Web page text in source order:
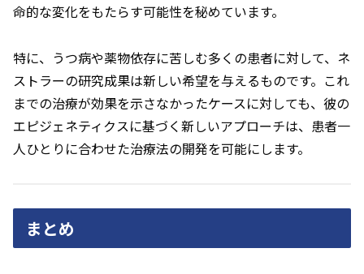
命的な変化をもたらす可能性を秘めています。
特に、うつ病や薬物依存に苦しむ多くの患者に対して、ネ
ストラーの研究成果は新しい希望を与えるものです。これ
までの治療が効果を示さなかったケースに対しても、彼の
エピジェネティクスに基づく新しいアプローチは、患者一
人ひとりに合わせた治療法の開発を可能にします。
まとめ